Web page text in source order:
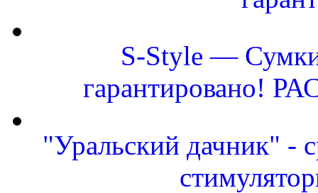
S-Style — Сумки
гарантировано!
"Уральский дачник" -